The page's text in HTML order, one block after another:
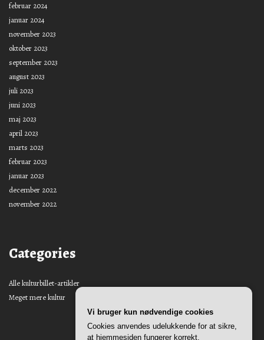
februar 2024
januar 2024
november 2023
oktober 2023
september 2023
august 2023
juli 2023
juni 2023
maj 2023
april 2023
marts 2023
februar 2023
januar 2023
december 2022
november 2022
Categories
Alle kulturbillet-artikler
Meget mere kultur
Vi bruger kun nødvendige cookies
Cookies anvendes udelukkende for at sikre,
at hjemmesiden fungerer korrekt.